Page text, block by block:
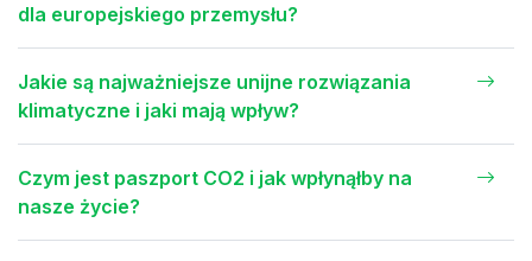
dla europejskiego przemysłu?
Jakie są najważniejsze unijne rozwiązania
klimatyczne i jaki mają wpływ?
Czym jest paszport CO2 i jak wpłynąłby na
nasze życie?